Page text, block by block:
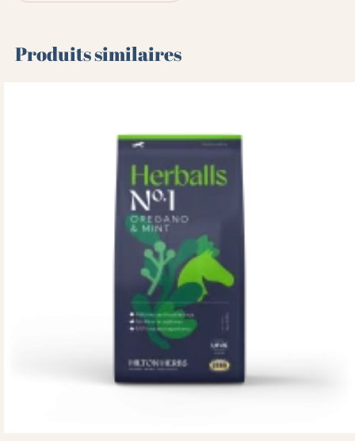
Produits similaires